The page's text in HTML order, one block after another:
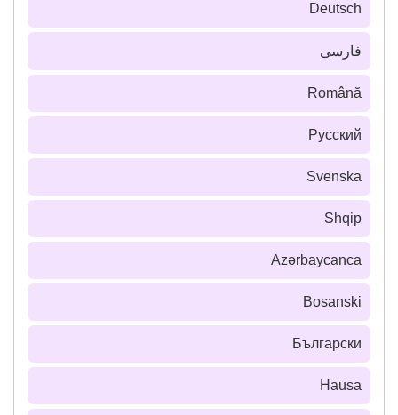
Deutsch
فارسى
Română
Русский
Svenska
Shqip
Azərbaycanca
Bosanski
Български
Hausa